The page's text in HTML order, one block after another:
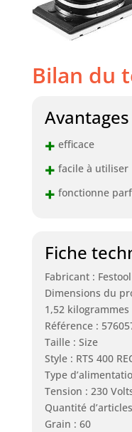
Bilan du
Avantages
+ efficace
+ facile à utiliser
+ fonctionne
Fiche
Fabricant : Festool
Dimensions du
1,52 kilogrammes
Référence :
Taille : Size
Style : RTS 400
Type
Tension : 230
Quantité
Grain : 60